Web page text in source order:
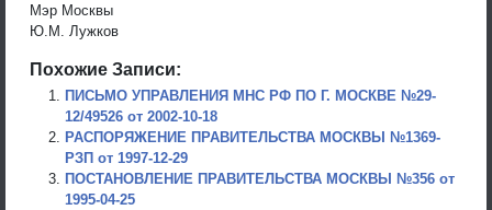
Мэр Москвы
Ю.М. Лужков
Похожие Записи:
ПИСЬМО УПРАВЛЕНИЯ МНС РФ ПО Г. МОСКВЕ №29-
12/49526 от 2002-10-18
РАСПОРЯЖЕНИЕ ПРАВИТЕЛЬСТВА МОСКВЫ №1369-
РЗП от 1997-12-29
ПОСТАНОВЛЕНИЕ ПРАВИТЕЛЬСТВА МОСКВЫ №356 от
1995-04-25